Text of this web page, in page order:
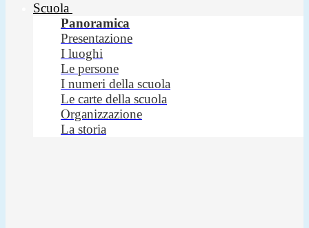
Scuola
Panoramica
Presentazione
I luoghi
Le persone
I numeri della scuola
Le carte della scuola
Organizzazione
La storia